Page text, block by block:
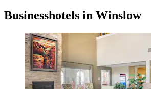
Businesshotels in Winslow